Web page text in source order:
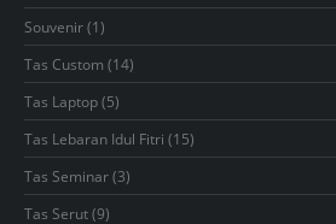
products
Souvenir 11
product
Tas Custom 1414
products
Tas Laptop 55
products
Tas Lebaran Idul Fitri 1515
products
Tas Seminar 33
products
Tas Serut 99